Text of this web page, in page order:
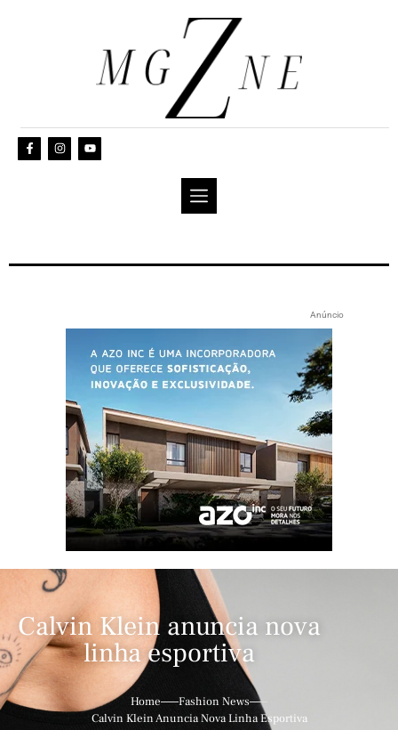
Anúncio
Calvin Klein anuncia nova
linha esportiva
Home
Fashion News
Calvin Klein Anuncia Nova Linha Esportiva